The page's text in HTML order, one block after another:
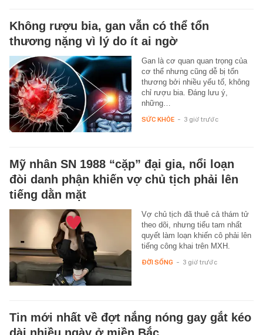
Không rượu bia, gan vẫn có thể tổn
thương nặng vì lý do ít ai ngờ
Gan là cơ quan quan trọng của
cơ thể nhưng cũng dễ bị tổn
thương bởi nhiều yếu tố, không
chỉ rượu bia. Đáng lưu ý,
những…
SỨC KHỎE - 3 giờ trước
Mỹ nhân SN 1988 “cặp” đại gia, nổi loạn
đòi danh phận khiến vợ chủ tịch phải lên
tiếng dằn mặt
Vợ chủ tịch đã thuê cả thám tử
theo dõi, nhưng tiểu tam nhất
quyết làm loạn khiến cô phải lên
tiếng công khai trên MXH.
ĐỜI SỐNG - 3 giờ trước
Tin mới nhất về đợt nắng nóng gay gắt kéo